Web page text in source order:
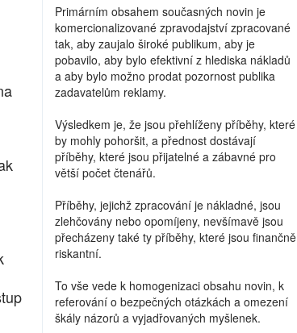
Primárním obsahem současných novin je
komercionalizované zpravodajství zpracované
tak, aby zaujalo široké publikum, aby je
pobavilo, aby bylo efektivní z hlediska nákladů
a aby bylo možno prodat pozornost publika
zadavatelům reklamy.
Výsledkem je, že jsou přehlíženy příběhy, které
by mohly pohoršit, a přednost dostávají
příběhy, které jsou přijatelné a zábavné pro
větší počet čtenářů.
Příběhy, jejichž zpracování je nákladné, jsou
zlehčovány nebo opomíjeny, nevšímavě jsou
přecházeny také ty příběhy, které jsou finančně
riskantní.
To vše vede k homogenizaci obsahu novin, k
referování o bezpečných otázkách a omezení
škály názorů a vyjadřovaných myšlenek.